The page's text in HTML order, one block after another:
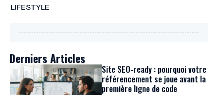
LIFESTYLE
Derniers Articles
Site SEO-ready : pourquoi votre
référencement se joue avant la
première ligne de code